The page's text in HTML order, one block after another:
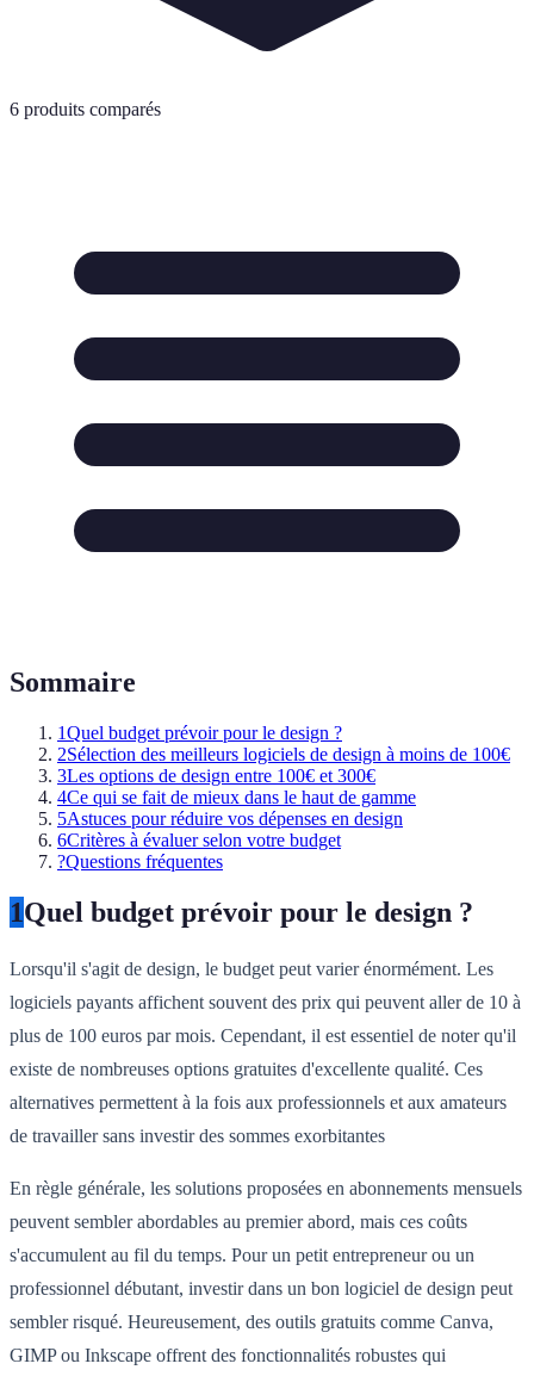
6 produits comparés
Sommaire
1Quel budget prévoir pour le design ?
2Sélection des meilleurs logiciels de design à moins de 100€
3Les options de design entre 100€ et 300€
4Ce qui se fait de mieux dans le haut de gamme
5Astuces pour réduire vos dépenses en design
6Critères à évaluer selon votre budget
?Questions fréquentes
1Quel budget prévoir pour le design ?
Lorsqu'il s'agit de design, le budget peut varier énormément. Les
logiciels payants affichent souvent des prix qui peuvent aller de 10 à
plus de 100 euros par mois. Cependant, il est essentiel de noter qu'il
existe de nombreuses options gratuites d'excellente qualité. Ces
alternatives permettent à la fois aux professionnels et aux amateurs
de travailler sans investir des sommes exorbitantes
En règle générale, les solutions proposées en abonnements mensuels
peuvent sembler abordables au premier abord, mais ces coûts
s'accumulent au fil du temps. Pour un petit entrepreneur ou un
professionnel débutant, investir dans un bon logiciel de design peut
sembler risqué. Heureusement, des outils gratuits comme Canva,
GIMP ou Inkscape offrent des fonctionnalités robustes qui